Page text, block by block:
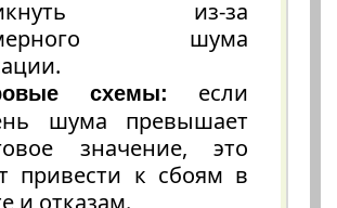
из-за
шума
схемы:
если
шума превышает
значение, это
привести к сбоям в
и отказам.